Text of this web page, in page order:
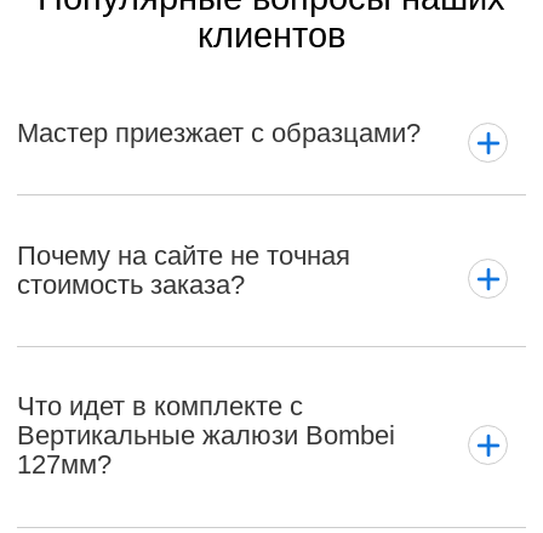
клиентов
Мастер приезжает с образцами?
Почему на сайте не точная
стоимость заказа?
Что идет в комплекте с
Вертикальные жалюзи Bombei
127мм?